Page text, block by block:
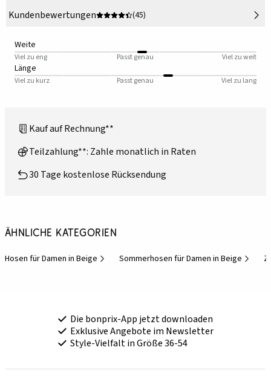
Kundenbewertungen
(45)
Weite
Viel zu eng Passt genau Viel zu weit
Länge
Viel zu kurz Passt genau Viel zu lang
Kauf auf Rechnung**
Teilzahlung**: Zahle monatlich in Raten
30 Tage kostenlose Rücksendung
Ähnliche Kategorien
Hosen für Damen in Beige Sommerhosen für Damen in Beige
Die bonprix-App jetzt downloaden
Exklusive Angebote im Newsletter
Style-Vielfalt in Größe 36-54